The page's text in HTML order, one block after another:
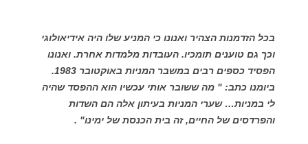
בכל הזדמנות הצהיר ואנונו כי המניע שלו היה אידיאולוגי
וכך גם טוענים תומכיו. העובדות מלמדות אחרת. ואנונו
הפסיד כספים רבים במשבר המניות באוקטובר 1983.
ביומנו כתב: " מה ששובר אותי עכשיו הוא ההפסד שהיה
לי במניות… שערי המניות בעיתון אלה הם השדות
והפרדסים של החיים, זה בית הכנסת של ימינו" .